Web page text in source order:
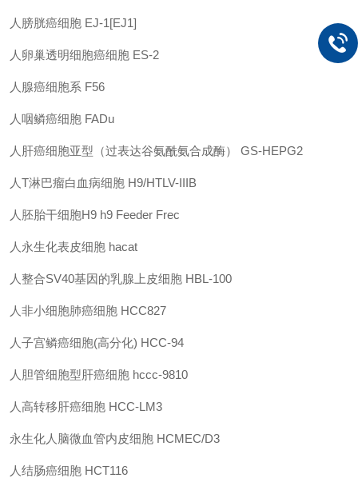
人膀胱癌细胞 EJ-1[EJ1]
人卵巢透明细胞癌细胞 ES-2
人腺癌细胞系 F56
人咽鳞癌细胞 FADu
人肝癌细胞亚型（过表达谷氨酰氨合成酶） GS-HEPG2
人T淋巴瘤白血病细胞 H9/HTLV-IIIB
人胚胎干细胞H9 h9 Feeder Frec
人永生化表皮细胞 hacat
人整合SV40基因的乳腺上皮细胞 HBL-100
人非小细胞肺癌细胞 HCC827
人子宫鳞癌细胞(高分化) HCC-94
人胆管细胞型肝癌细胞 hccc-9810
人高转移肝癌细胞 HCC-LM3
永生化人脑微血管内皮细胞 HCMEC/D3
人结肠癌细胞 HCT116